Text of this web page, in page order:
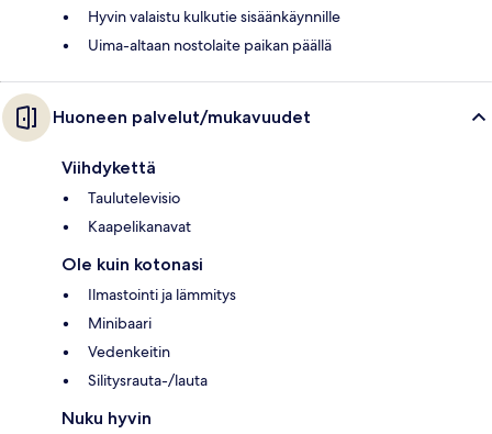
Hyvin valaistu kulkutie sisäänkäynnille
Uima-altaan nostolaite paikan päällä
Huoneen palvelut/mukavuudet
Viihdykettä
Taulutelevisio
Kaapelikanavat
Ole kuin kotonasi
Ilmastointi ja lämmitys
Minibaari
Vedenkeitin
Silitysrauta-/lauta
Nuku hyvin